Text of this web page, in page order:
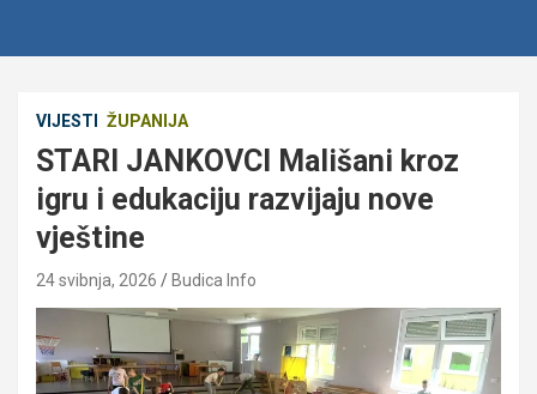
VIJESTI ŽUPANIJA
STARI JANKOVCI Mališani kroz
igru i edukaciju razvijaju nove
vještine
24 svibnja, 2026 Budica Info